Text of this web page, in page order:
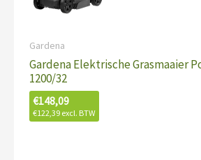
Gardena
Gardena Elektrische Grasmaaier
1200/32
€148,09
€122,39 excl. BTW